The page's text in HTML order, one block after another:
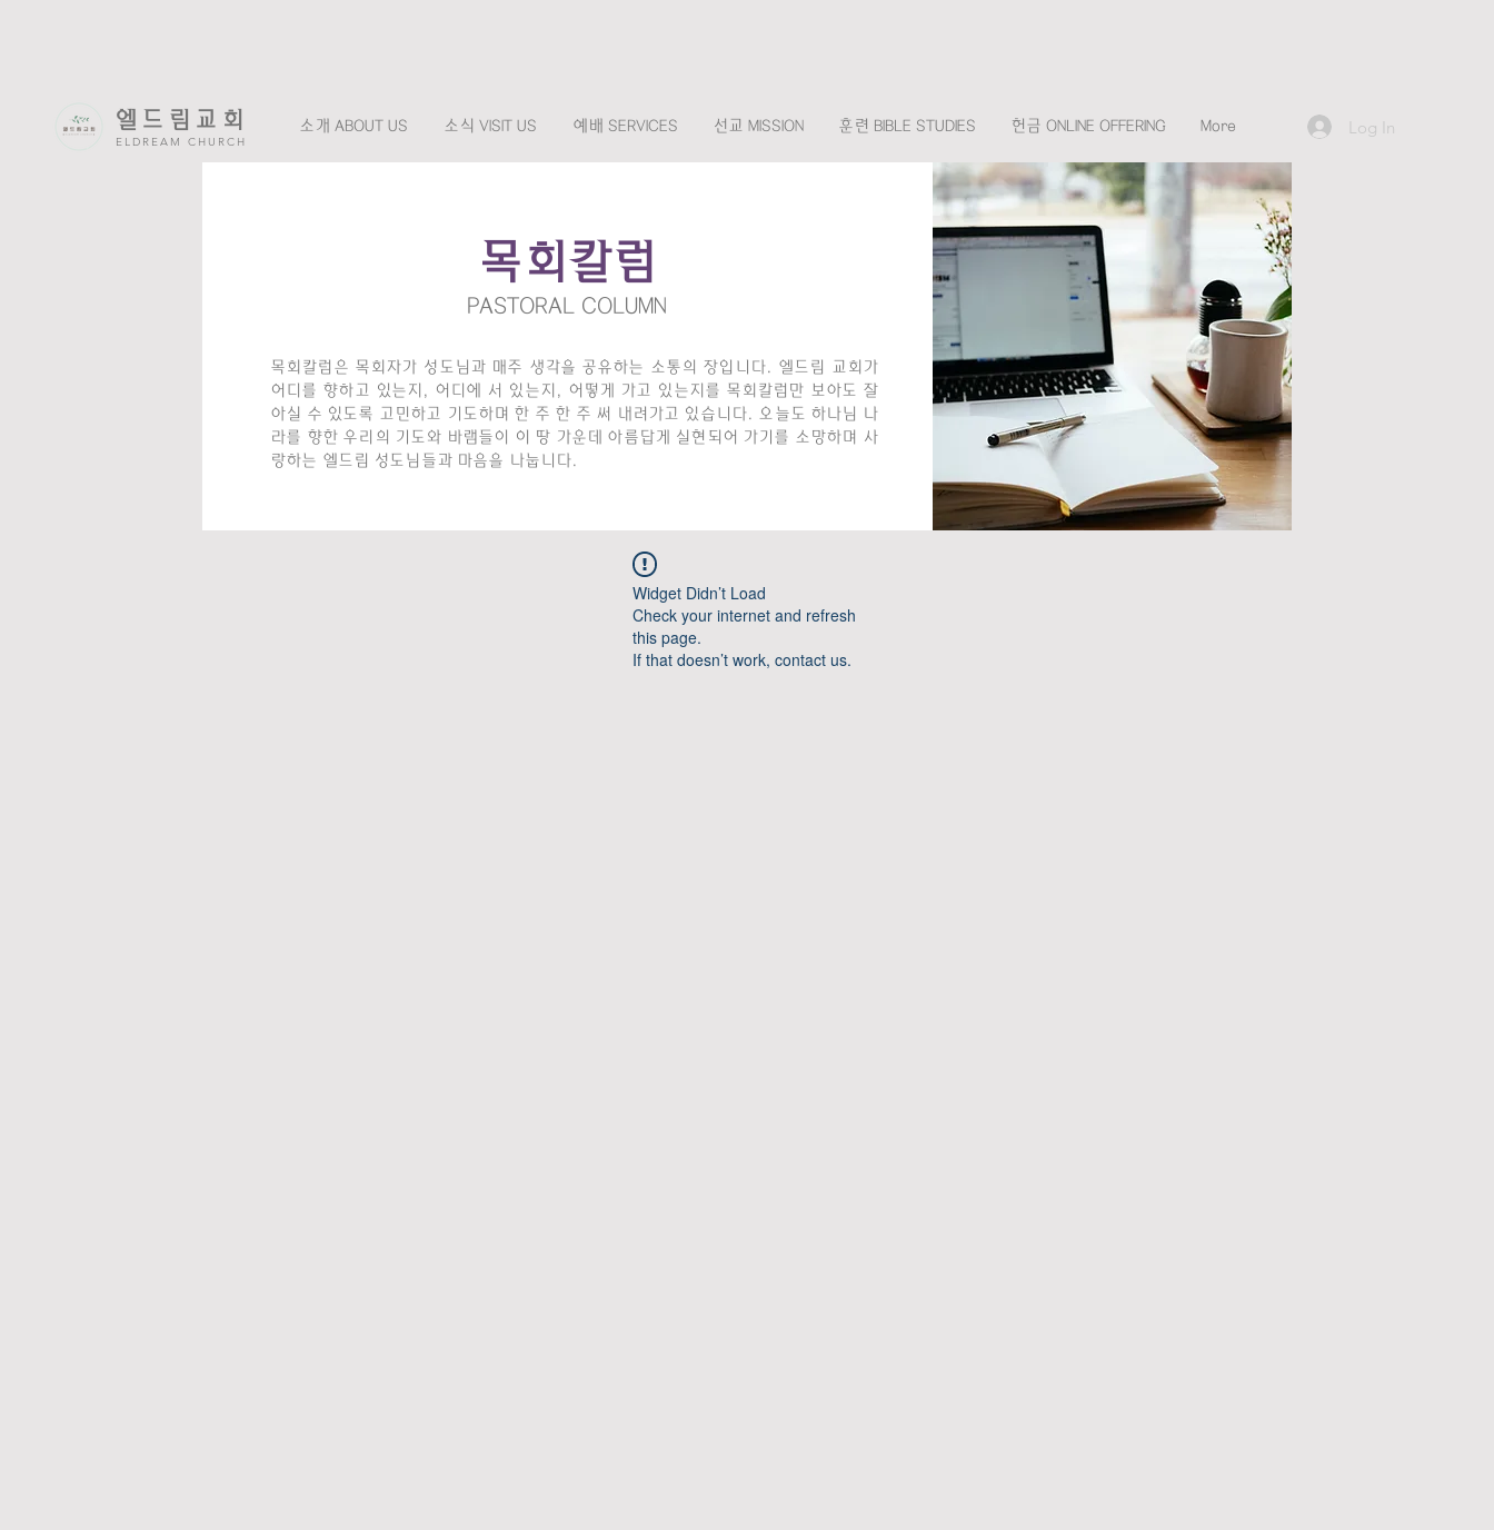
엘드림교회
ELDREAM CHURCH
소개 ABOUT US 소식 VISIT US 예배 SERVICES 선교 MISSION 훈련 BIBLE STUDIES 헌금 ONLINE OFFERING More Log In
목회칼럼
PASTORAL COLUMN
목회칼럼은 목회자가 성도님과 매주 생각을 공유하는 소통의 장입니다. 엘드림 교회가
어디를 향하고 있는지, 어디에 서 있는지, 어떻게 가고 있는지를 목회칼럼만 보아도 잘
아실 수 있도록 고민하고 기도하며 한 주 한 주 써 내려가고 있습니다. 오늘도 하나님 나
라를 향한 우리의 기도와 바램들이 이 땅 가운데 아름답게 실현되어 가기를 소망하며 ​사
랑하는 엘드림 성도님들과 마음을 나눕니다.
Widget Didn’t Load
Check your internet and refresh
this page.
If that doesn’t work, contact us.